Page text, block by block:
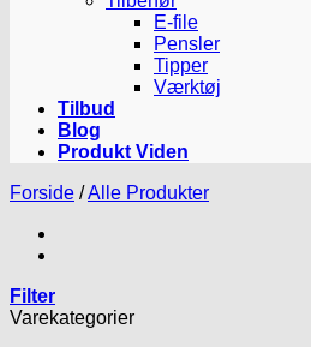
E-file
Pensler
Tipper
Værktøj
Tilbud
Blog
Produkt Viden
Forside /Alle Produkter
Filter
Varekategorier